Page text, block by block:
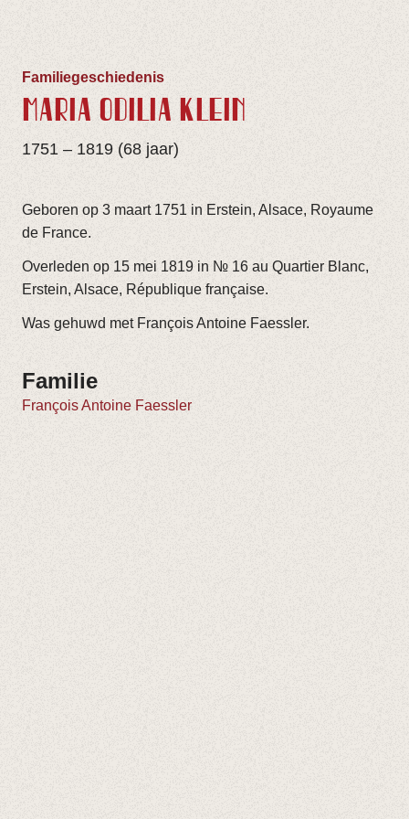
Familiegeschiedenis
MARIA ODILIA KLEIN
1751 – 1819 (68 jaar)
Geboren op 3 maart 1751 in Erstein, Alsace, Royaume
de France.
Overleden op 15 mei 1819 in № 16 au Quartier Blanc,
Erstein, Alsace, République française.
Was gehuwd met François Antoine Faessler.
Familie
François Antoine Faessler